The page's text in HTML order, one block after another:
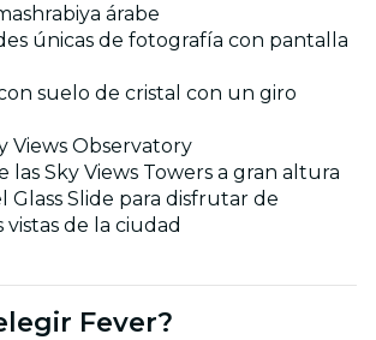
árabe
únicas de fotografía con pantalla
suelo de cristal con un giro
Views Observatory
las Sky Views Towers a gran altura
Glass Slide para disfrutar de
de la ciudad
Fever?